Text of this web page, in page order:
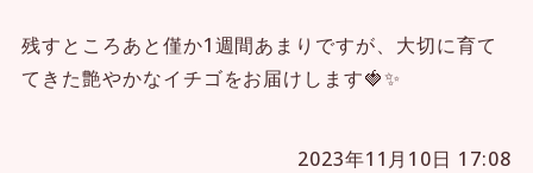
残すところあと僅か1週間あまりですが、大切に育て
てきた艶やかなイチゴをお届けします🍓✨
2023年11月10日 17:08